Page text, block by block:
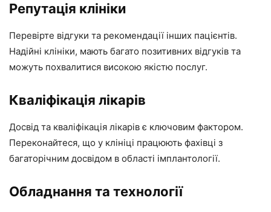
Репутація клініки
Перевірте відгуки та рекомендації інших пацієнтів.
Надійні клініки, мають багато позитивних відгуків та
можуть похвалитися високою якістю послуг.
Кваліфікація лікарів
Досвід та кваліфікація лікарів є ключовим фактором.
Переконайтеся, що у клініці працюють фахівці з
багаторічним досвідом в області імплантології.
Обладнання та технології